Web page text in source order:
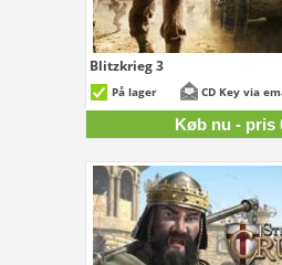
Blitzkrieg 3
På lager CD Key via
Køb nu - pris